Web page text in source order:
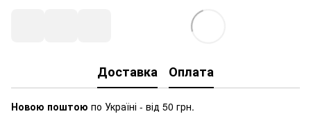
Доставка Оплата
Новою поштою по Україні - від 50 грн.